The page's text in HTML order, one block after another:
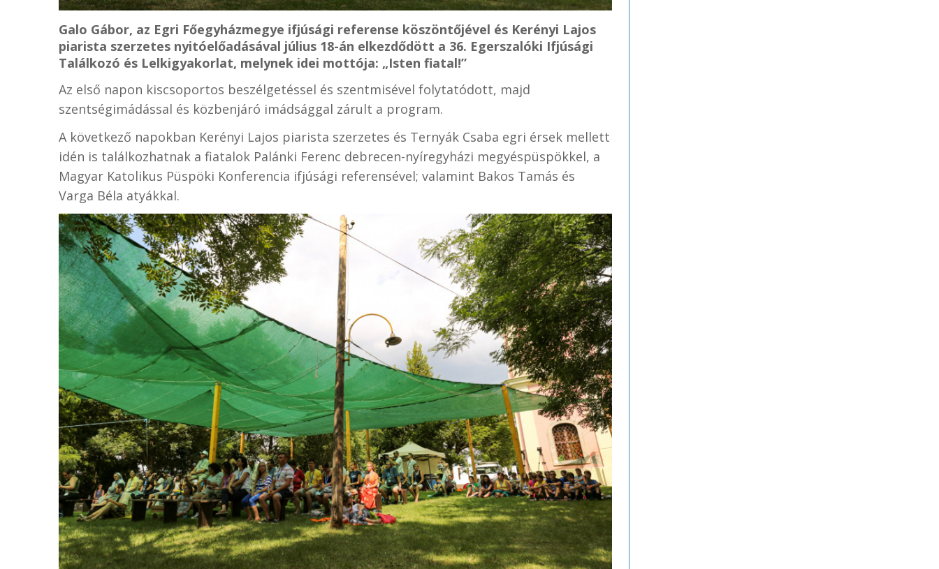
Galo Gábor, az Egri Főegyházmegye ifjúsági referense köszöntőjével és Kerényi Lajos
piarista szerzetes nyitóelőadásával július 18-án elkezdődött a 36. Egerszalóki Ifjúsági
Találkozó és Lelkigyakorlat, melynek idei mottója: „Isten fiatal!”
Az első napon kiscsoportos beszélgetéssel és szentmisével folytatódott, majd
szentségimádással és közbenjáró imádsággal zárult a program.
A következő napokban Kerényi Lajos piarista szerzetes és Ternyák Csaba egri érsek mellett
idén is találkozhatnak a fiatalok Palánki Ferenc debrecen-nyíregyházi megyéspüspökkel, a
Magyar Katolikus Püspöki Konferencia ifjúsági referensével; valamint Bakos Tamás és
Varga Béla atyákkal.